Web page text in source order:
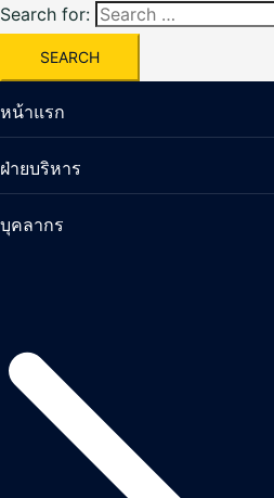
Search for:
หน้าแรก
ฝ่ายบริหาร
บุคลากร